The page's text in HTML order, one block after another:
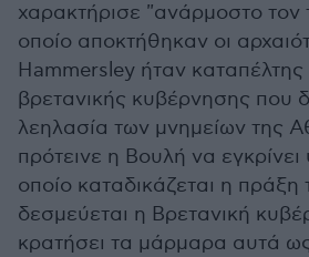
χαρακτήρισε "ανάρμοστο τον
οποίο αποκτήθηκαν οι
Hammersley ήταν καταπέλτης
βρετανικής κυβέρνησης που
λεηλασία των μνημείων της
πρότεινε η Βουλή να
οποίο καταδικάζεται η πράξη
δεσμεύεται η Βρετανική
κρατήσει τα μάρμαρα αυτά